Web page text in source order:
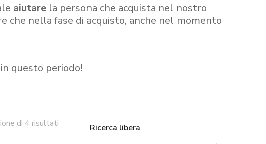
aiutare la persona che acquista nel nostro
che nella fase di acquisto, anche nel momento
questo periodo!
di 4 risultati Ricerca libera